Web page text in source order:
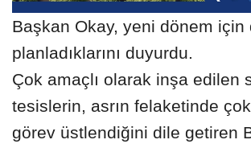
Başkan Okay, yeni dönem için
planladıklarını duyurdu.
Çok amaçlı olarak inşa edilen
tesislerin, asrın felaketinde
görev üstlendiğini dile getiren